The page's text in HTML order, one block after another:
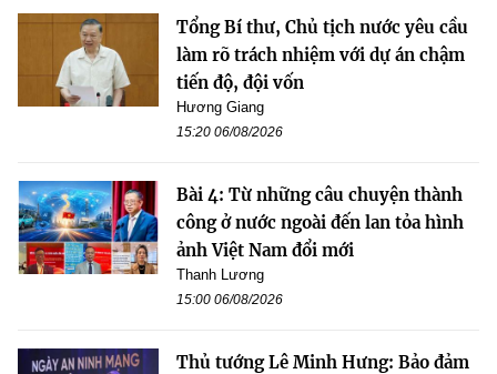
Tổng Bí thư, Chủ tịch nước yêu cầu
làm rõ trách nhiệm với dự án chậm
tiến độ, đội vốn
Hương Giang
15:20 06/08/2026
Bài 4: Từ những câu chuyện thành
công ở nước ngoài đến lan tỏa hình
ảnh Việt Nam đổi mới
Thanh Lương
15:00 06/08/2026
Thủ tướng Lê Minh Hưng: Bảo đảm